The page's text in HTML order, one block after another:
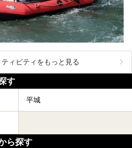
ィビティをもっと見る
す
平城
ら探す